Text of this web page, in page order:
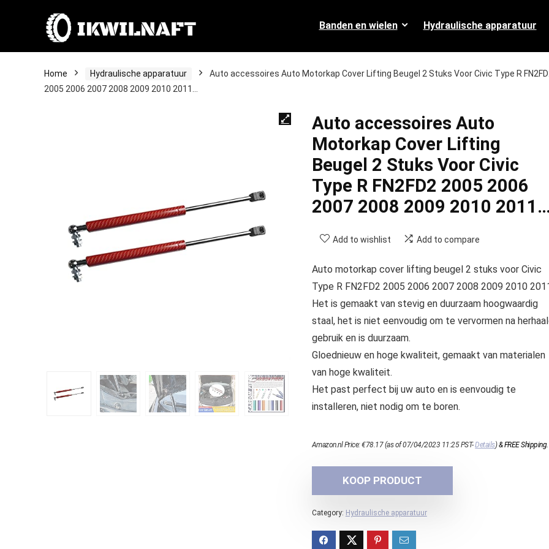
Banden en wielen Hydraulische apparatuur
Home Hydraulische apparatuur
Auto accessoires Auto Motorkap Cover Lifting Beugel 2 Stuks Voor Civic Type R
2005 2006 2007 2008 2009 2010 2011…
Auto accessoires Auto
Motorkap Cover Lifting
Beugel 2 Stuks Voor Civic
Type R FN2FD2 2005 2006
2007 2008 2009 2010
Add to wishlist Add to compare
Auto motorkap cover lifting beugel 2 stuks voor Civic
Type R FN2FD2 2005 2006 2007 2008 2009 2010
Het is gemaakt van stevig en duurzaam hoogwaardig
staal, het is niet eenvoudig om te vervormen na
gebruik en is duurzaam.
Gloednieuw en hoge kwaliteit, gemaakt van materialen
van hoge kwaliteit.
Het past perfect bij uw auto en is eenvoudig te
installeren, niet nodig om te boren.
Amazon.nl Price:€78.17(as of 07/04/2023 11:25 PST-Details)&FREE Shipping.
KOOP PRODUCT
Category: Hydraulische apparatuur